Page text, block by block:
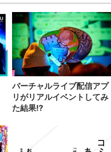
バーチャルライブ配信アプ
リがリアルイベントしてみ
た結果!?